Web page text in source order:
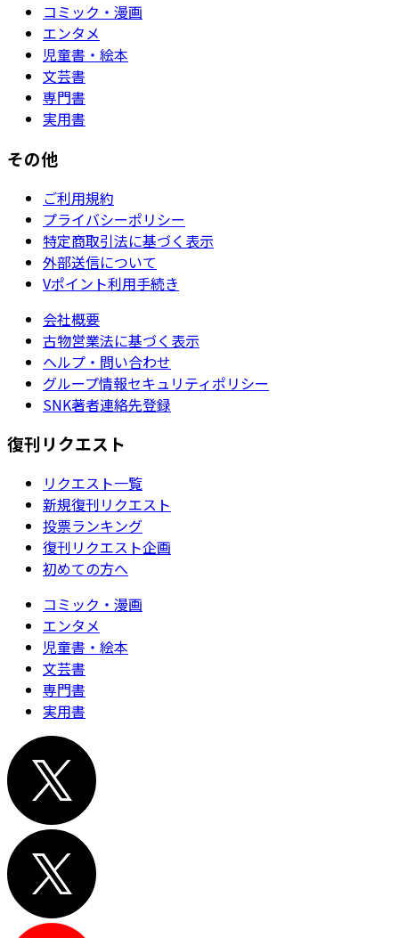
コミック・漫画
エンタメ
児童書・絵本
文芸書
専門書
実用書
その他
ご利用規約
プライバシーポリシー
特定商取引法に基づく表示
外部送信について
Vポイント利用手続き
会社概要
古物営業法に基づく表示
ヘルプ・問い合わせ
グループ情報セキュリティポリシー
SNK著者連絡先登録
復刊リクエスト
リクエスト一覧
新規復刊リクエスト
投票ランキング
復刊リクエスト企画
初めての方へ
コミック・漫画
エンタメ
児童書・絵本
文芸書
専門書
実用書